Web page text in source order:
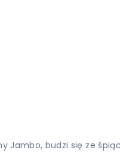
Jambo, budzi się ze